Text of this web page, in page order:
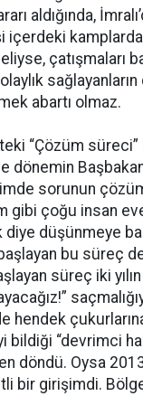
aldığında,
içerdeki
çatışmaları
abartı olmaz.
“Çözüm
dönemin
sorunun
gibi çoğu insan
düşünmeye
bu süreç de
süreç iki
hendek
bildiği “devrimci
döndü. Oysa
bir girişimdi.